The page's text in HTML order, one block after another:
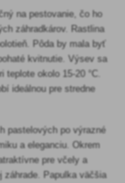
na pestovanie, čo ho
záhradkárov. Rastlina
Pôda by mala byť
kvitnutie. Výsev sa
teplote okolo 15-20 °C.
ideálnou pre stredne
pastelových po výrazné
a eleganciu. Okrem
pre včely a
záhrade. Papulka väčšia